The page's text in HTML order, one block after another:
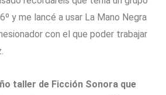
y me lancé a usar La Mano Negra
con el que poder trabajar
taller de Ficción Sonora que